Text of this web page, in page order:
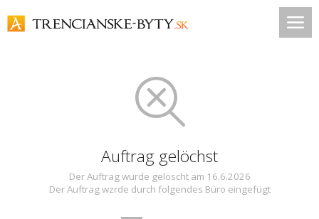
Auftrag gelöchst
Der Auftrag wurde gelöscht am 16.6.2026
Der Auftrag wzrde durch folgendes Büro eingefügt